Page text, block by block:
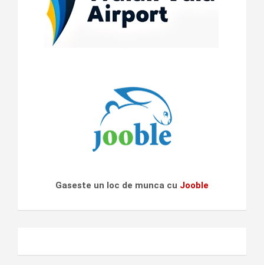
Gaseste un loc de munca cu Jooble